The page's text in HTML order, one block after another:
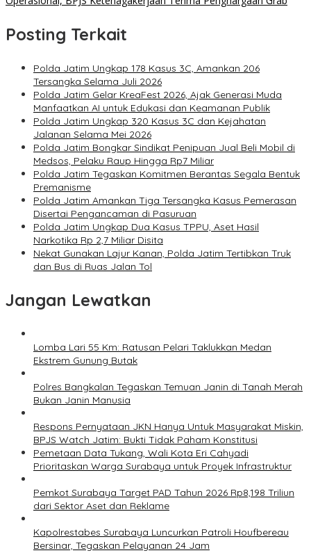
Posting Terkait
Polda Jatim Ungkap 178 Kasus 3C, Amankan 206
Tersangka Selama Juli 2026
Polda Jatim Gelar KreaFest 2026, Ajak Generasi Muda
Manfaatkan AI untuk Edukasi dan Keamanan Publik
Polda Jatim Ungkap 320 Kasus 3C dan Kejahatan
Jalanan Selama Mei 2026
Polda Jatim Bongkar Sindikat Penipuan Jual Beli Mobil di
Medsos, Pelaku Raup Hingga Rp7 Miliar
Polda Jatim Tegaskan Komitmen Berantas Segala Bentuk
Premanisme
Polda Jatim Amankan Tiga Tersangka Kasus Pemerasan
Disertai Pengancaman di Pasuruan
Polda Jatim Ungkap Dua Kasus TPPU, Aset Hasil
Narkotika Rp 2,7 Miliar Disita
Nekat Gunakan Lajur Kanan, Polda Jatim Tertibkan Truk
dan Bus di Ruas Jalan Tol
Jangan Lewatkan
Lomba Lari 55 Km: Ratusan Pelari Taklukkan Medan
Ekstrem Gunung Butak
Polres Bangkalan Tegaskan Temuan Janin di Tanah Merah
Bukan Janin Manusia
Respons Pernyataan JKN Hanya Untuk Masyarakat Miskin,
BPJS Watch Jatim: Bukti Tidak Paham Konstitusi
Pemetaan Data Tukang, Wali Kota Eri Cahyadi
Prioritaskan Warga Surabaya untuk Proyek Infrastruktur
Pemkot Surabaya Target PAD Tahun 2026 Rp8,198 Triliun
dari Sektor Aset dan Reklame
Kapolrestabes Surabaya Luncurkan Patroli Houfbereau
Bersinar, Tegaskan Pelayanan 24 Jam